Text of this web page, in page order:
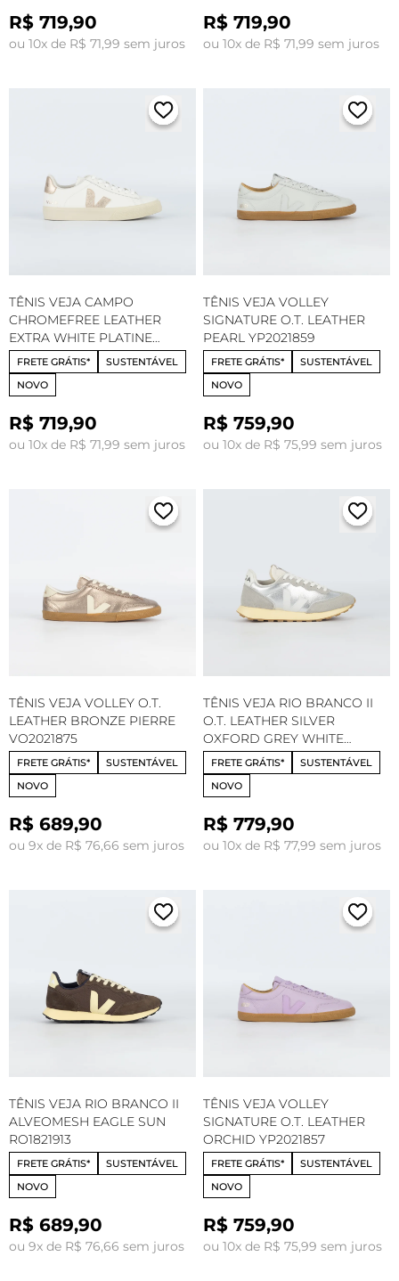
R$ 719,90
ou 10x de R$ 71,99 sem juros
R$ 719,90
ou 10x de R$ 71,99 sem juros
TÊNIS VEJA CAMPO
CHROMEFREE LEATHER
EXTRA WHITE PLATINE
CP0503495
FRETE GRÁTIS*
SUSTENTÁVEL
NOVO
R$ 719,90
ou 10x de R$ 71,99 sem juros
TÊNIS VEJA VOLLEY
SIGNATURE O.T. LEATHER
PEARL YP2021859
FRETE GRÁTIS*
SUSTENTÁVEL
NOVO
R$ 759,90
ou 10x de R$ 75,99 sem juros
TÊNIS VEJA VOLLEY O.T.
LEATHER BRONZE PIERRE
VO2021875
FRETE GRÁTIS*
SUSTENTÁVEL
NOVO
R$ 689,90
ou 9x de R$ 76,66 sem juros
TÊNIS VEJA RIO BRANCO II
O.T. LEATHER SILVER
OXFORD GREY WHITE
RO2021923
FRETE GRÁTIS*
SUSTENTÁVEL
NOVO
R$ 779,90
ou 10x de R$ 77,99 sem juros
TÊNIS VEJA RIO BRANCO II
ALVEOMESH EAGLE SUN
RO1821913
FRETE GRÁTIS*
SUSTENTÁVEL
NOVO
R$ 689,90
ou 9x de R$ 76,66 sem juros
TÊNIS VEJA VOLLEY
SIGNATURE O.T. LEATHER
ORCHID YP2021857
FRETE GRÁTIS*
SUSTENTÁVEL
NOVO
R$ 759,90
ou 10x de R$ 75,99 sem juros